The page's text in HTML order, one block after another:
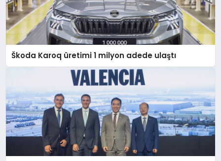
Škoda Karoq üretimi 1 milyon adede ulaştı